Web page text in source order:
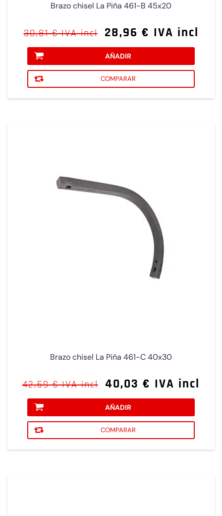
Brazo chisel La Piña 461-B 45x20
30,81 € IVA incl 28,96 € IVA incl
AÑADIR
COMPARAR
Brazo chisel La Piña 461-C 40x30
42,59 € IVA incl 40,03 € IVA incl
AÑADIR
COMPARAR